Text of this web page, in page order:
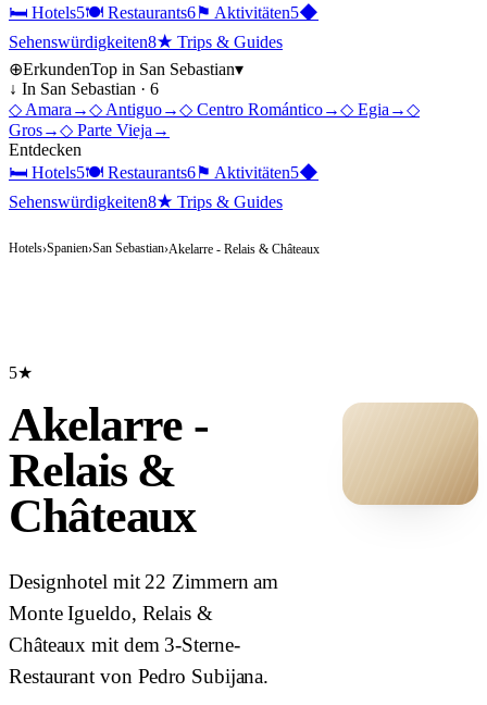
🛏 Hotels5🍽 Restaurants6⚑ Aktivitäten5◆
Sehenswürdigkeiten8★ Trips & Guides
⊕ErkundenTop in San Sebastian▾
↓ In San Sebastian · 6
◇ Amara →◇ Antiguo→◇ Centro Romántico→◇ Egia →◇
Gros→◇ Parte Vieja →
Entdecken
🛏 Hotels5🍽 Restaurants6⚑ Aktivitäten5◆
Sehenswürdigkeiten8★ Trips & Guides
Hotels›Spanien›San Sebastian›Akelarre - Relais & Châteaux
5★
Akelarre -
Relais &
Châteaux
Designhotel mit 22 Zimmern am
Monte Igueldo, Relais &
Châteaux mit dem 3-Sterne-
Restaurant von Pedro Subijana.